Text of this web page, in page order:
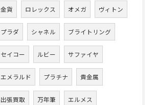
金貨 ロレックス オメガ ヴィトン
プラダ シャネル ブライトリング
セイコー ルビー サファイヤ
エメラルド プラチナ 貴金属
出張買取 万年筆 エルメス